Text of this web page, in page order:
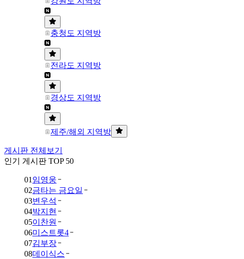
충청도 지역방
전라도 지역방
경상도 지역방
제주/해외 지역방
게시판 전체보기
인기 게시판 TOP 50
01 임영웅
02금타는 금요일
03변우석
04박지현
05이찬원
06미스트롯4
07김부장
08데이식스